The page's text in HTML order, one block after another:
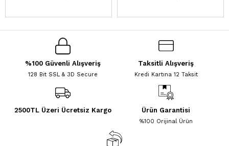
%100 Güvenli Alışveriş
128 Bit SSL & 3D Secure
Taksitli Alışveriş
Kredi Kartına 12 Taksit
2500TL Üzeri Ücretsiz Kargo Ürün Garantisi
%100 Orijinal Ürün